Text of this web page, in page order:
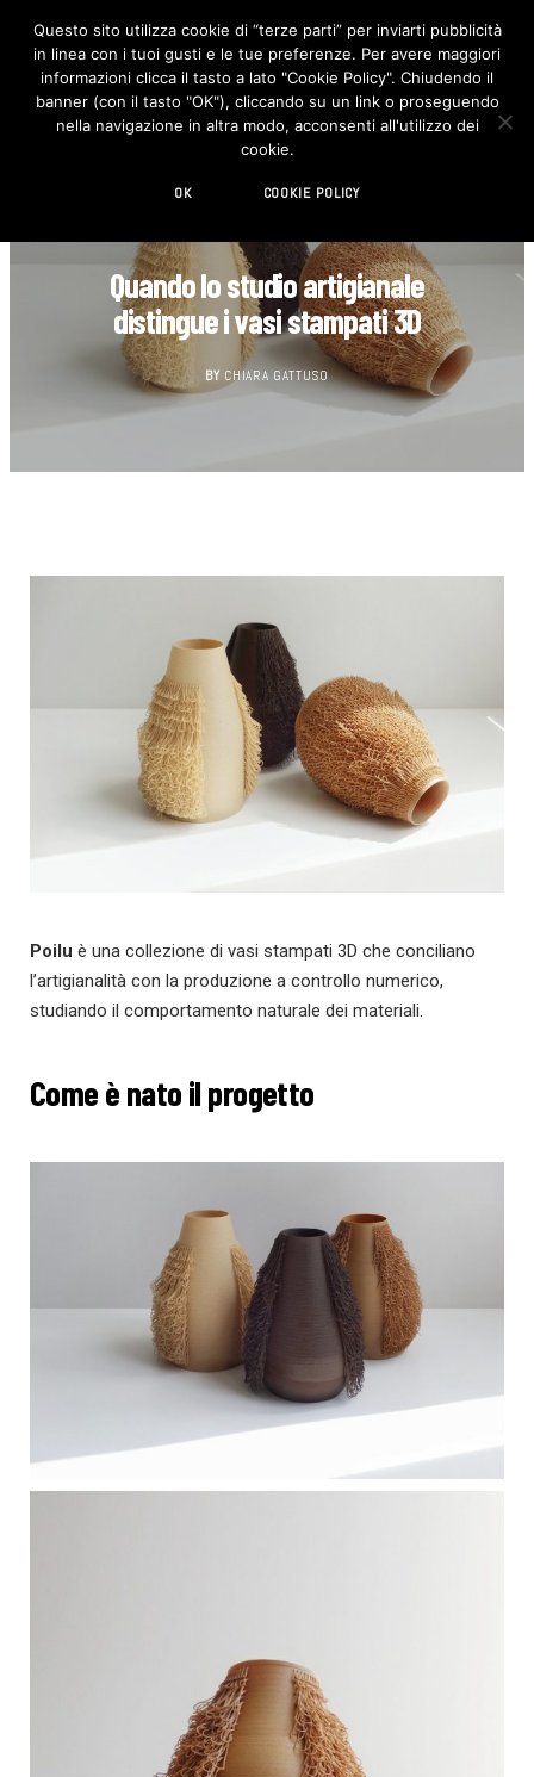
F
c
e
b
o
I
n
s
t
Quando lo studio artigianale
distingue i vasi stampati 3D
BY CHIARA GATTUSO
Poilu è una collezione di vasi stampati 3D che conciliano
l’artigianalità con la produzione a controllo numerico,
studiando il comportamento naturale dei materiali.
Come è nato il progetto
Questo sito utilizza cookie di “terze parti” per inviarti pubblicità
in linea con i tuoi gusti e le tue preferenze. Per avere maggiori
informazioni clicca il tasto a lato "Cookie Policy". Chiudendo il
banner (con il tasto "OK"), cliccando su un link o proseguendo
nella navigazione in altra modo, acconsenti all'utilizzo dei
cookie.
OK COOKIE POLICY